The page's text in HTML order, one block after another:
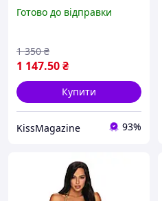
Готово до відправки
1 147.50₴
1 350 ₴
Купити
KissMagazine 93%